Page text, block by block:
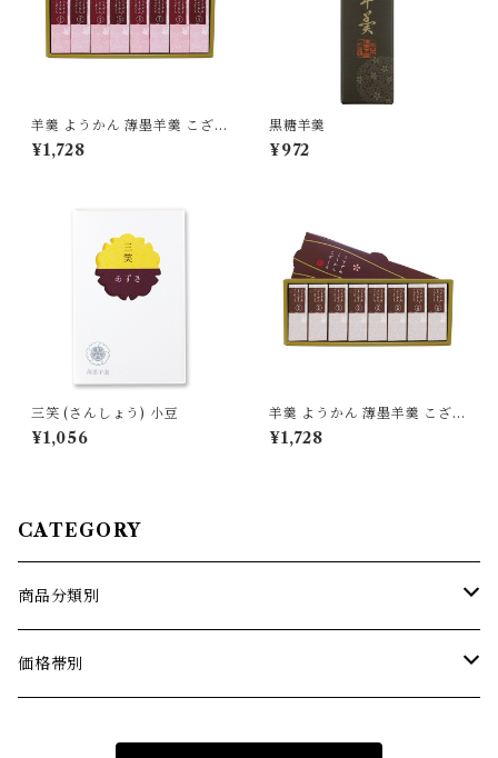
羊羹 ようかん 薄墨羊羹 こざく
ら 小豆 8個入
¥1,728
黒糖羊羹
¥972
三笑 (さんしょう) 小豆
¥1,056
羊羹 ようかん 薄墨羊羹 こざく
ら 黒糖 8個入
¥1,728
CATEGORY
商品分類別
薄墨羊羹こざくら
価格帯別